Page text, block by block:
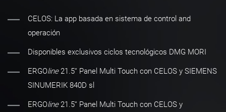
CELOS: La app basada en sistema de control and
operación
Disponibles exclusivos ciclos tecnológicos DMG MORI
ERGOline 21.5‘‘ Panel Multi Touch con CELOS y SIEMENS
SINUMERIK 840D sl
ERGOline 21.5‘‘ Panel Multi Touch con CELOS y